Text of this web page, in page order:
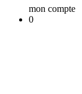
mon compte
0